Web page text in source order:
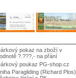
pokaz na zboží v
?.???,- na přání
poukaz PG-shop.cz
Paragliding (Richard Plos)